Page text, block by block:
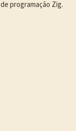
programação Zig.